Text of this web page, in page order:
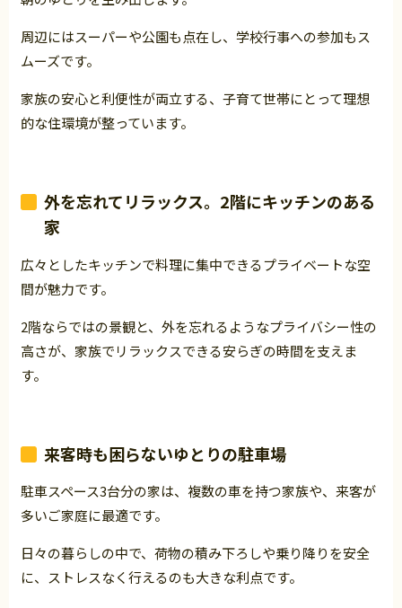
周辺にはスーパーや公園も点在し、学校行事への参加もス
ムーズです。
家族の安心と利便性が両立する、子育て世帯にとって理想
的な住環境が整っています。
外を忘れてリラックス。2階にキッチンのある
家
広々としたキッチンで料理に集中できるプライベートな空
間が魅力です。
2階ならではの景観と、外を忘れるようなプライバシー性の
高さが、家族でリラックスできる安らぎの時間を支えま
す。
来客時も困らないゆとりの駐車場
駐車スペース3台分の家は、複数の車を持つ家族や、来客が
多いご家庭に最適です。
日々の暮らしの中で、荷物の積み下ろしや乗り降りを安全
に、ストレスなく行えるのも大きな利点です。